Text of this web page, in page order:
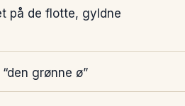
på de flotte, gyldne
grønne ø”